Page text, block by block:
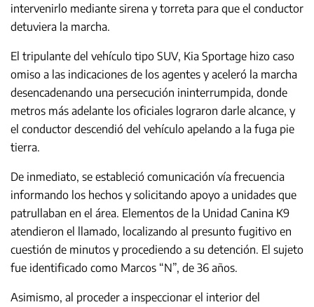
intervenirlo mediante sirena y torreta para que el conductor
detuviera la marcha.
El tripulante del vehículo tipo SUV, Kia Sportage hizo caso
omiso a las indicaciones de los agentes y aceleró la marcha
desencadenando una persecución ininterrumpida, donde
metros más adelante los oficiales lograron darle alcance, y
el conductor descendió del vehículo apelando a la fuga pie
tierra.
De inmediato, se estableció comunicación vía frecuencia
informando los hechos y solicitando apoyo a unidades que
patrullaban en el área. Elementos de la Unidad Canina K9
atendieron el llamado, localizando al presunto fugitivo en
cuestión de minutos y procediendo a su detención. El sujeto
fue identificado como Marcos “N”, de 36 años.
Asimismo, al proceder a inspeccionar el interior del